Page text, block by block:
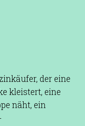
der eine
kleistert, eine
näht, ein